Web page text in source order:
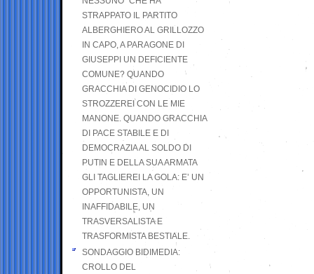
STRAPPATO IL PARTITO
ALBERGHIERO AL GRILLOZZO
IN CAPO, A PARAGONE DI
GIUSEPPI UN DEFICIENTE
COMUNE? QUANDO
GRACCHIA DI GENOCIDIO LO
STROZZEREI CON LE MIE
MANONE. QUANDO GRACCHIA
DI PACE STABILE E DI
DEMOCRAZIA AL SOLDO DI
PUTIN E DELLA SUA ARMATA
GLI TAGLIEREI LA GOLA: E’ UN
OPPORTUNISTA, UN
INAFFIDABILE, UN
TRASVERSALISTA E
TRASFORMISTA BESTIALE.
SONDAGGIO BIDIMEDIA:
CROLLO DEL